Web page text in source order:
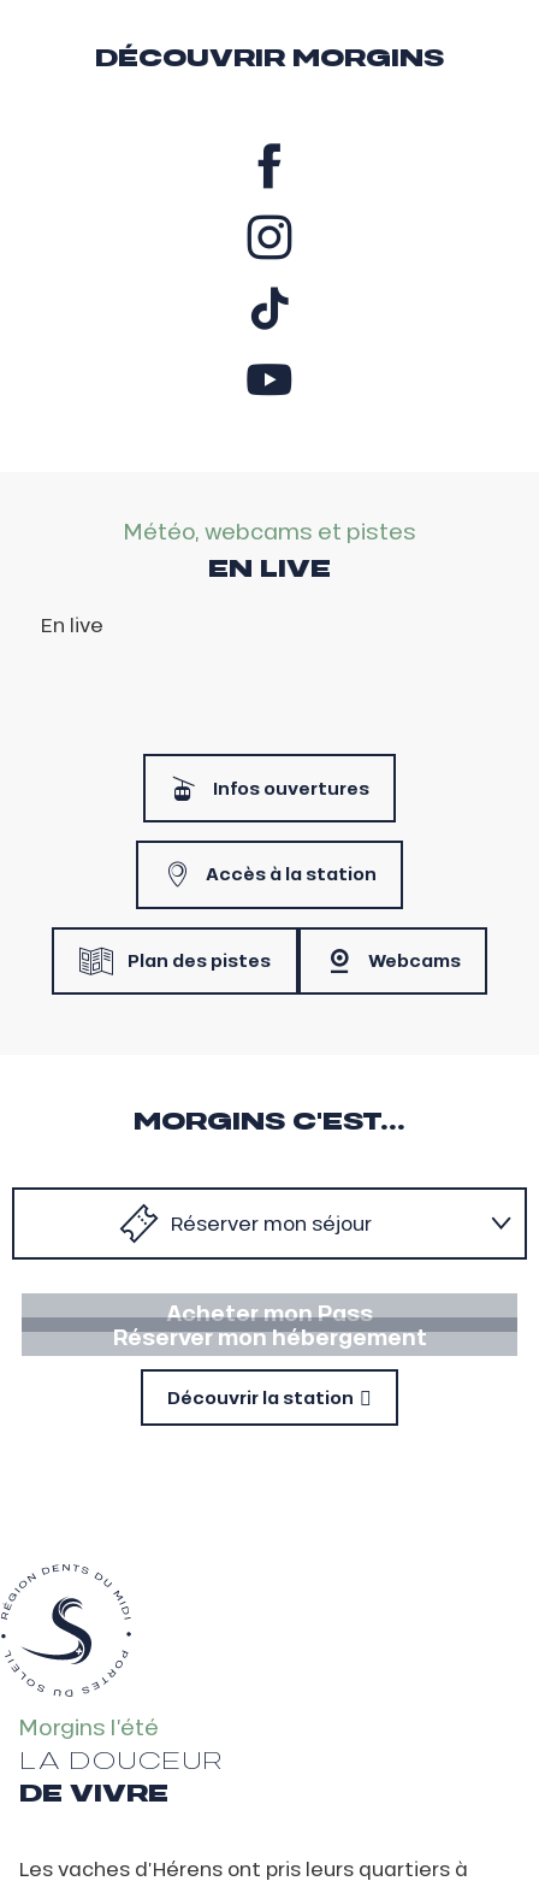
DÉCOUVRIR MORGINS
Météo, webcams et pistes
EN LIVE
En live
Infos ouvertures
Accès à la station
Plan des pistes Webcams
MORGINS C'EST...
Réserver mon séjour
A faire en hiver
A faire en été
Agenda
Acheter mon Pass
Réserver mon hébergement
Découvrir la station
Morgins l’été
LA DOUCEUR
DE VIVRE
Les vaches d’Hérens ont pris leurs quartiers à